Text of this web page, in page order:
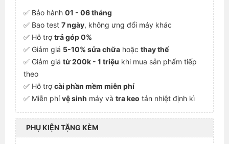
✅ Bảo hành 01 - 06 tháng
✅ Bao test 7 ngày, không ưng đổi máy khác
✅ Hỗ trợtrả góp 0%
✅ Giảm giá 5-10% sửa chữa hoặc thay thế
✅ Giảm giá từ 200k - 1 triệu khi mua sản phẩm tiếp
theo
✅ Hỗ trợcài phần mềm miễn phí
✅ Miễn phívệ sinh máy và tra keo tản nhiệt định kì
PHỤ KIỆN TẶNG KÈM